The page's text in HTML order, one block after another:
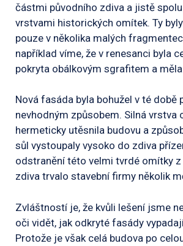
částmi původního zdiva a jistě
vrstvami historických omítek. Ty
pouze v několika malých
například víme, že v renesanci byla
pokryta obálkovým sgrafitem a
Nová fasáda byla bohužel v té době
nevhodným způsobem. Silná vrstva
hermeticky utěsnila budovu a
sůl vystoupaly vysoko do zdiva
odstranění této velmi tvrdé omítky
zdiva trvalo stavební firmy několik
Zvláštností je, že kvůli lešení jsme
oči vidět, jak odkryté fasády
Protože je však celá budova po